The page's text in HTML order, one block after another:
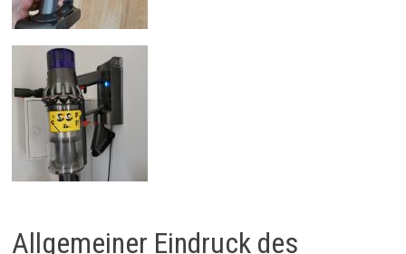
Allgemeiner Eindruck des